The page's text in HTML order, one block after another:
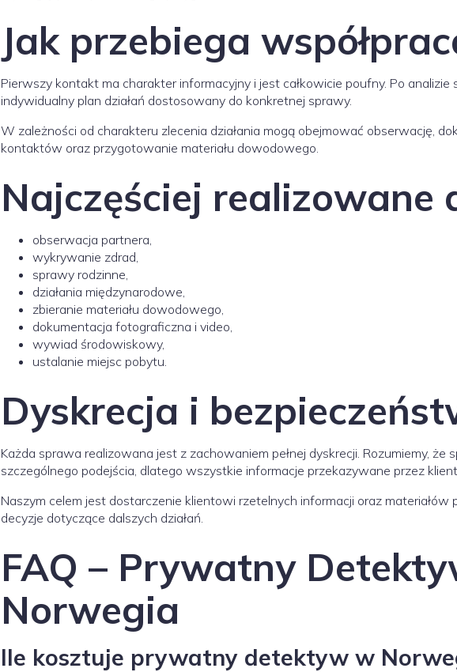
Jak przebiega
Pierwszy kontakt ma charakter informacyjny i jest całkowicie poufny. Po
indywidualny plan działań dostosowany do konkretnej sprawy.
W zależności od charakteru zlecenia działania mogą obejmować obserwację,
kontaktów oraz przygotowanie materiału dowodowego.
Najczęściej realizowane
obserwacja partnera,
wykrywanie zdrad,
sprawy rodzinne,
działania międzynarodowe,
zbieranie materiału dowodowego,
dokumentacja fotograficzna i video,
wywiad środowiskowy,
ustalanie miejsc pobytu.
Dyskrecja i
Każda sprawa realizowana jest z zachowaniem pełnej dyskrecji. Rozumiemy, że
szczególnego podejścia, dlatego wszystkie informacje przekazywane przez
Naszym celem jest dostarczenie klientowi rzetelnych informacji oraz
decyzje dotyczące dalszych działań.
FAQ – Prywatny
Norwegia
Ile kosztuje prywatny detektyw w